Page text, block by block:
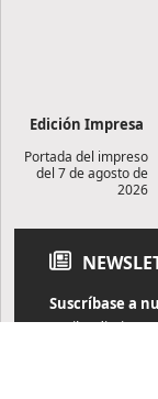
Edición Impresa
Portada del impreso
del 7 de agosto de
2026
Suscríbase a
Reciba